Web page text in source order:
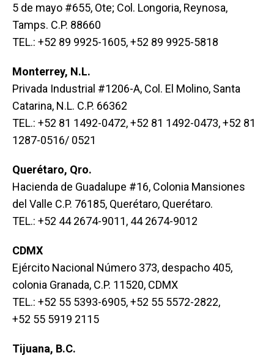
5 de mayo #655, Ote; Col. Longoria, Reynosa,
Tamps. C.P. 88660
TEL.: +52 89 9925-1605, +52 89 9925-5818
Monterrey, N.L.
Privada Industrial #1206-A, Col. El Molino, Santa
Catarina, N.L. C.P. 66362
TEL.: +52 81 1492-0472, +52 81 1492-0473, +52 81
1287-0516/ 0521
Querétaro, Qro.
Hacienda de Guadalupe #16, Colonia Mansiones
del Valle C.P. 76185, Querétaro, Querétaro.
TEL.: +52 44 2674-9011, 44 2674-9012
CDMX
Ejército Nacional Número 373, despacho 405,
colonia Granada, C.P. 11520, CDMX
TEL.: +52 55 5393-6905, +52 55 5572-2822,
+52 55 5919 2115
Tijuana, B.C.